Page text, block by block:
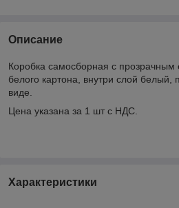
Описание
Коробка самосборная с прозрачным
белого картона, внутри слой белый,
виде.
Цена указана за 1 шт с НДС.
Характеристики